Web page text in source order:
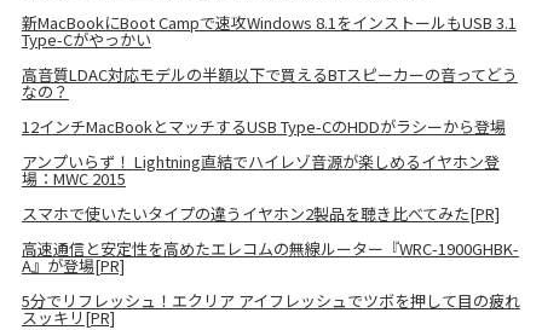
新MacBookにBoot Campで速攻Windows 8.1をインストールもUSB 3.1
Type-Cがやっかい
高音質LDAC対応モデルの半額以下で買えるBTスピーカーの音ってどう
なの？
12インチMacBookとマッチするUSB Type-CのHDDがラシーから登場
アンプいらず！ Lightning直結でハイレゾ音源が楽しめるイヤホン登
場：MWC 2015
スマホで使いたいタイプの違うイヤホン2製品を聴き比べてみた[PR]
高速通信と安定性を高めたエレコムの無線ルーター『WRC-1900GHBK-
A』が登場[PR]
5分でリフレッシュ！エクリア アイフレッシュでツボを押して目の疲れ
スッキリ[PR]